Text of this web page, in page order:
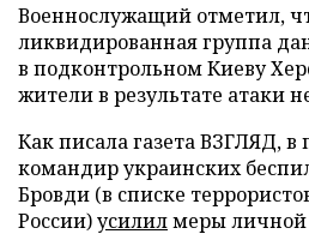
Военнослужащий отметил,
ликвидированная группа
в подконтрольном Киеву
жители в результате атаки
Как писала газета ВЗГЛЯД,
командир украинских
Бровди (в списке
России)усилилмеры личной